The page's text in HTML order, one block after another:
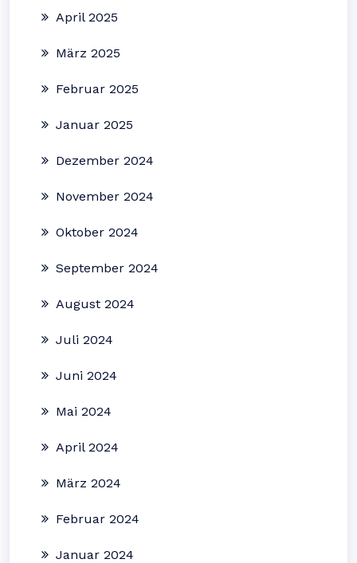
April 2025
März 2025
Februar 2025
Januar 2025
Dezember 2024
November 2024
Oktober 2024
September 2024
August 2024
Juli 2024
Juni 2024
Mai 2024
April 2024
März 2024
Februar 2024
Januar 2024